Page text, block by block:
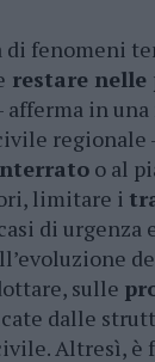
di fenomeni
restare nelle
afferma in
regionale
o al
limitare i
di urgenza
sulle
dalle
Altresì, è